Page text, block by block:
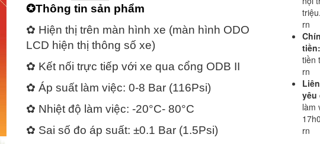
gốc
4.000.000₫.
hiện
tại
là:
3.500.000₫.
✪Thông tin sản phẩm
✿ Hiện thị trên màn hình xe (màn hình ODO
LCD hiện thị thông số xe)
✿ Kết nối trực tiếp với xe qua cổng ODB II
✿ Áp suất làm việc: 0-8 Bar (116Psi)
✿ Nhiệt độ làm việc: -20°C- 80°C
✿ Sai số đo áp suất: ±0.1 Bar (1.5Psi)
triệu.
rn
tiền:
tiền
rn
yêu
làm
rn